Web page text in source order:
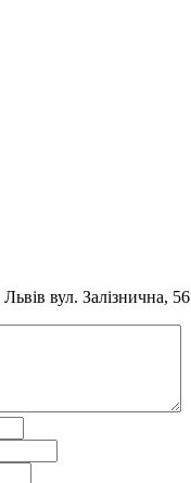
вул. Залізнична, 56